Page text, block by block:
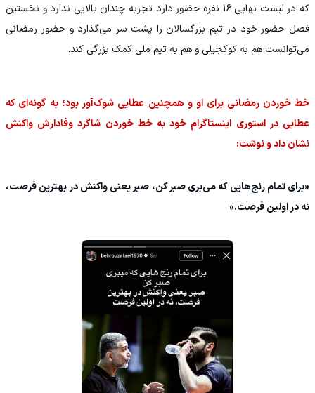
که در لیست نهایی ۱۶ نفره حضور دارد تجربه چندان بالایی ندارد و نخستین
فصل حضور خود در تیم بزرگسالان را پشت سر می‌گذارد و حضور رمضانی
می‌توانست هم به کوکجیلی و هم به تیم ملی کمک بزرگی کند.
خط خوردن رمضانی برای او و همچنین عطایی شوک‌آور بود؛ به گونه‌ای که
عطایی در استوری اینستاگرام خود به خط خوردن شاگرد وفادارش واکنش
نشان داد و نوشت:
«برای تمام رنج‌هایی که می‌بری صبر کن، صبر یعنی واکنش در بهترین فرصت،
نه در اولین فرصت.»